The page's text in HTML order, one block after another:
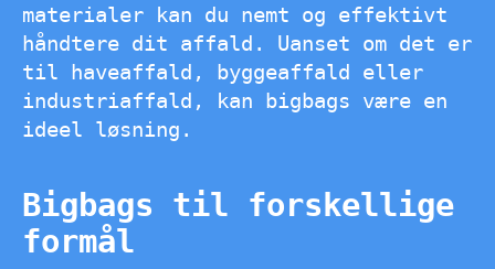
materialer kan du nemt og effektivt
håndtere dit affald. Uanset om det er
til haveaffald, byggeaffald eller
industriaffald, kan bigbags være en
ideel løsning.
Bigbags til forskellige
formål